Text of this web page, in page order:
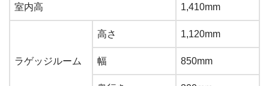
室内高 1,410mm
ラゲッジルーム
高さ 1,120mm
幅 850mm